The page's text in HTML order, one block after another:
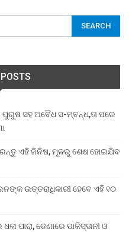
ସହ ଅବୈଧ ସ-ମ୍ବନ୍ଧ,ତା ପରେ
ଏହି ଜିନିଷ, ମୂଳରୁ ଶେଷ ହୋଇଯିବ
ଉତ୍ତରାଧିକାରୀ ହେବେ ଏହି ୧୦
ପାରା, ଡେଣାରେ ପାକିସ୍ତାନୀ ଓ